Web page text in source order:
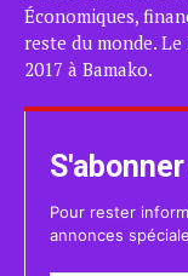
Économiques,
reste du monde.
2017 à Bamako.
Pour rester
annonces